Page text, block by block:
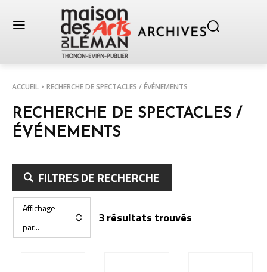
ACCUEIL RECHERCHE DE SPECTACLES / ÉVÉNEMENTS
RECHERCHE DE SPECTACLES /
ÉVÉNEMENTS
FILTRES DE RECHERCHE
Affichage
par...
3 résultats trouvés